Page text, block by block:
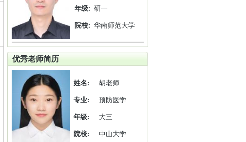
年级: 研一
院校: 华南师范大学
优秀老师简历
姓名: 胡老师
专业: 预防医学
年级: 大三
院校: 中山大学